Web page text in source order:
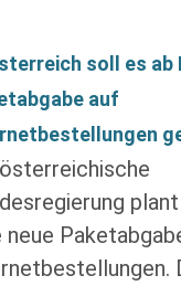
soll es ab
auf
neue